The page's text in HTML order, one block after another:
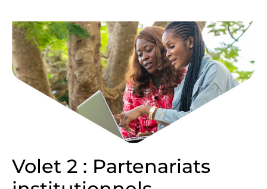
Volet 2 : Partenariats